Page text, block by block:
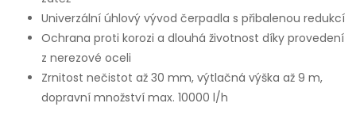
Univerzální úhlový vývod čerpadla s přibalenou redukcí
Ochrana proti korozi a dlouhá životnost díky provedení
z nerezové oceli
Zrnitost nečistot až 30 mm, výtlačná výška až 9 m,
dopravní množství max. 10000 l/h